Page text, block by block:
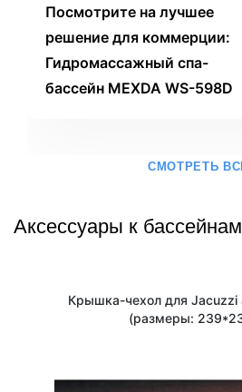
Посмотрите на лучшее
решение для коммерции:
Гидромассажный спа-
бассейн MEXDA WS-598D
СМОТРЕТЬ
Аксессуары к бассейнам
Крышка-чехол для Jacuzzi
(размеры: